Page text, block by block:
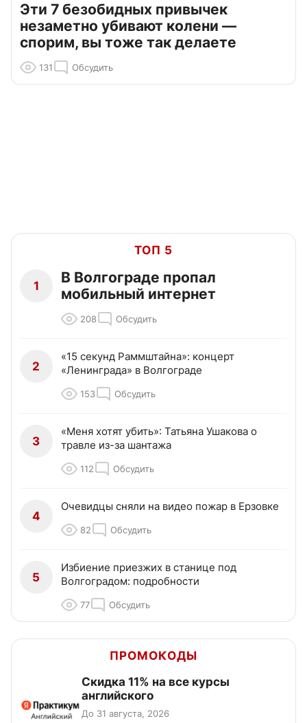
Эти 7 безобидных привычек
незаметно убивают колени —
спорим, вы тоже так делаете
131 Обсудить
ТОП 5
1
В Волгограде пропал
мобильный интернет
208 Обсудить
2
«15 секунд Раммштайна»: концерт
«Ленинграда» в Волгограде
153 Обсудить
3
«Меня хотят убить»: Татьяна Ушакова о
травле из-за шантажа
112 Обсудить
4
Очевидцы сняли на видео пожар в Ерзовке
82 Обсудить
5
Избиение приезжих в станице под
Волгоградом: подробности
77 Обсудить
ПРОМОКОДЫ
Скидка 11% на все курсы
английского
До 31 августа, 2026